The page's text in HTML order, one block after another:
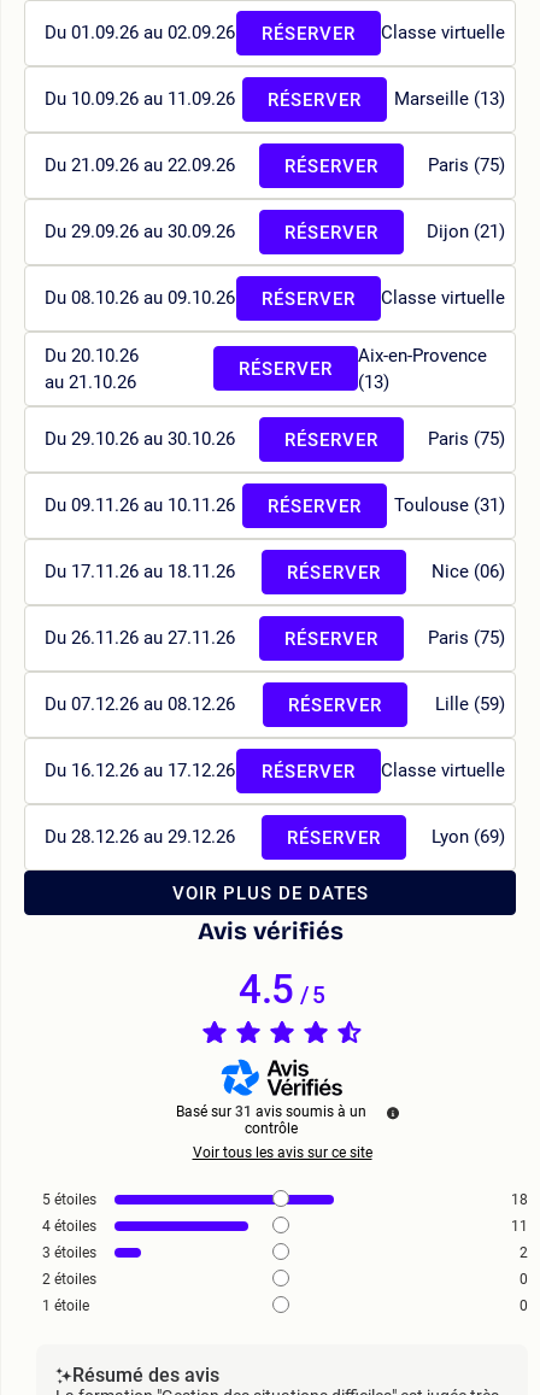
Du 01.09.26 au 02.09.26 Classe virtuelle
RÉSERVER
Du 10.09.26 au 11.09.26 Marseille (13)
RÉSERVER
Du 21.09.26 au 22.09.26 Paris (75)
RÉSERVER
Du 29.09.26 au 30.09.26 Dijon (21)
RÉSERVER
Du 08.10.26 au 09.10.26 Classe virtuelle
RÉSERVER
Du 20.10.26
au 21.10.26
Aix-en-Provence
(13)
RÉSERVER
Du 29.10.26 au 30.10.26 Paris (75)
RÉSERVER
Du 09.11.26 au 10.11.26 Toulouse (31)
RÉSERVER
Du 17.11.26 au 18.11.26 Nice (06)
RÉSERVER
Du 26.11.26 au 27.11.26 Paris (75)
RÉSERVER
Du 07.12.26 au 08.12.26 Lille (59)
RÉSERVER
Du 16.12.26 au 17.12.26 Classe virtuelle
RÉSERVER
Du 28.12.26 au 29.12.26 Lyon (69)
RÉSERVER
VOIR PLUS DE DATES
Avis vérifiés
4.5/5
Basé sur 31 avis soumis à un
contrôle
Voir tous les avis sur ce site
5 étoiles
18
4 étoiles
11
3 étoiles
2
2 étoiles
0
1 étoile 0
Résumé des avis